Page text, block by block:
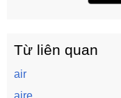
Từ liên quan
air
aire